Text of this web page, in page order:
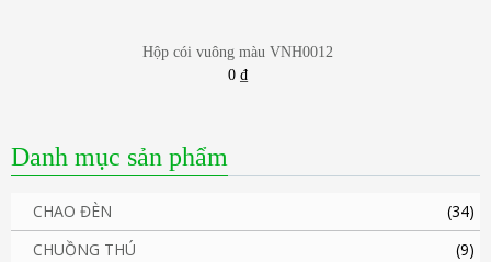
Hộp cói vuông màu VNH0012
0 ₫
Danh mục sản phẩm
CHAO ĐÈN
(34)
CHUỒNG THÚ
(9)